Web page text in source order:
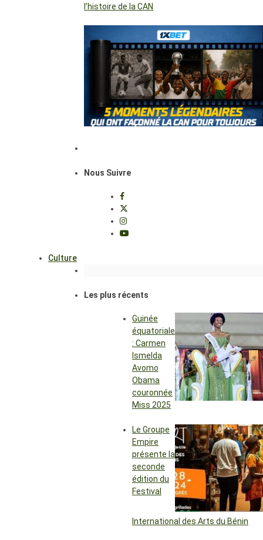
l’histoire de la CAN
Nous Suivre
Culture
Les plus récents
Guinée
équatoriale
: Carmen
Ismelda
Avomo
Obama
couronnée
Miss 2025
Le Groupe
Empire
présente la
seconde
édition du
Festival
International des Arts du Bénin